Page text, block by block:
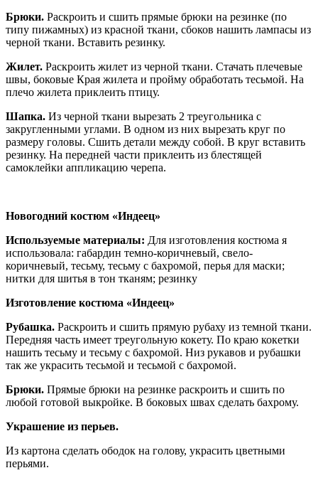
Брюки. Раскроить и сшить прямые брюки на резинке (по
типу пижамных) из красной ткани, сбоков нашить лампасы из
черной ткани. Вставить резинку.
Жилет. Раскроить жилет из черной ткани. Стачать плечевые
швы, боковые Края жилета и пройму обработать тесьмой. На
плечо жилета приклеить птицу.
Шапка. Из черной ткани вырезать 2 треугольника с
закругленными углами. В одном из них вырезать круг по
размеру головы. Сшить детали между собой. В круг вставить
резинку. На передней части приклеить из блестящей
самоклейки аппликацию черепа.
Новогодний костюм «Индеец»
Используемые материалы: Для изготовления костюма я
использовала: габардин темно-коричневый, свело-
коричневый, тесьму, тесьму с бахромой, перья для маски;
нитки для шитья в тон тканям; резинку
Изготовление костюма «Индеец»
Рубашка. Раскроить и сшить прямую рубаху из темной ткани.
Передняя часть имеет треугольную кокету. По краю кокетки
нашить тесьму и тесьму с бахромой. Низ рукавов и рубашки
так же украсить тесьмой и тесьмой с бахромой.
Брюки. Прямые брюки на резинке раскроить и сшить по
любой готовой выкройке. В боковых швах сделать бахрому.
Украшение из перьев.
Из картона сделать ободок на голову, украсить цветными
перьями.